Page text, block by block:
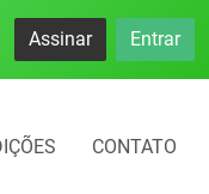
Frederico
Assinar Entrar
CONTATO